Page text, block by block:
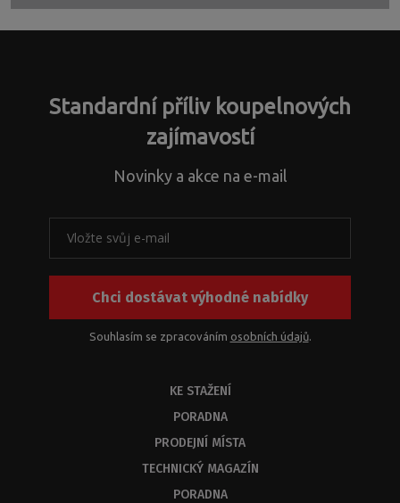
řešení
problematikou
našim
produktům
nebo
kombinací.
se
nepodařilo
Standardní příliv koupelnových
zajímavostí
Novinky a akce na e-mail
Chci dostávat výhodné nabídky
Souhlasím se zpracováním osobních údajů.
KE STAŽENÍ
PORADNA
PRODEJNÍ MÍSTA
TECHNICKÝ MAGAZÍN
PORADNA